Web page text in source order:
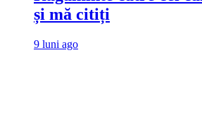
și mă citiți
9 luni ago